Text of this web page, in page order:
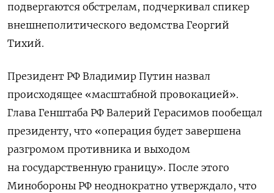
подвергаются обстрелам, подчеркивал спикер
внешнеполитического ведомства Георгий
Тихий.
Президент РФ Владимир Путин назвал
происходящее «масштабной провокацией».
Глава Генштаба РФ Валерий Герасимов пообещал
президенту, что «операция будет завершена
разгромом противника и выходом
на государственную границу». После этого
Минобороны РФ неоднократно утверждало, что